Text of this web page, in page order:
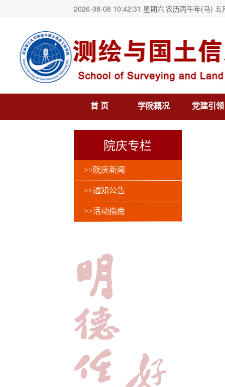
2026-08-08 10:42:32 星期六农历丙午年(马) 五
首 页 学院概况 党建引领
院庆专栏
>>院庆新闻
>>通知公告
>>活动指南